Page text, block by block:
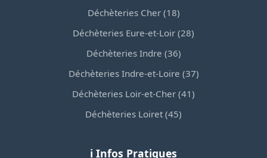
Déchèteries Cher (18)
Déchèteries Eure-et-Loir (28)
Déchèteries Indre (36)
Déchèteries Indre-et-Loire (37)
Déchèteries Loir-et-Cher (41)
Déchèteries Loiret (45)
ℹ️ Infos Pratiques